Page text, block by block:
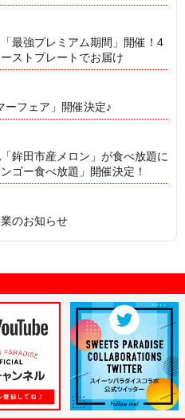
最強プレミアム期間」開催！4
ストプレートでお届け
ーフェア」開催決定♪
鉾田市産メロン」が食べ放題に
ゴー食べ放題」開催決定！
のお知らせ